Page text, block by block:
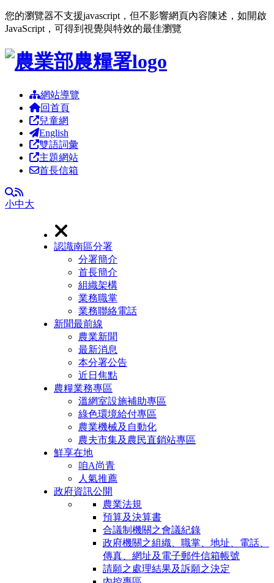
您的瀏覽器不支援javascript，但不影響網頁內容陳述，如開啟
JavaScript，可得到視覺與特效的最佳瀏覽
跳到主要內容區塊
網站導覽
回首頁
兒童網
English
雙語詞彙
主題網站
首長信箱
全文檢索
RSS
小中大
認識南區分署
分署簡介
首長簡介
組織架構
業務職掌
業務聯絡電話
新聞最前線
農業新聞
最新消息
本分署公告
近日焦點
農糧業務專區
溫網室設施補助專區
綠色環境給付專區
農業機械及自動化
農夫市集及農民直銷站專區
鮮享在地
咱A尚青
人氣推薦
政府資訊公開
農業法規
預算及決算書
合議制機關之會議紀錄
政府機關之組織、職掌、地址、電話、
傳真、網址及電子郵件信箱帳號
請願之處理結果及訴願之決定